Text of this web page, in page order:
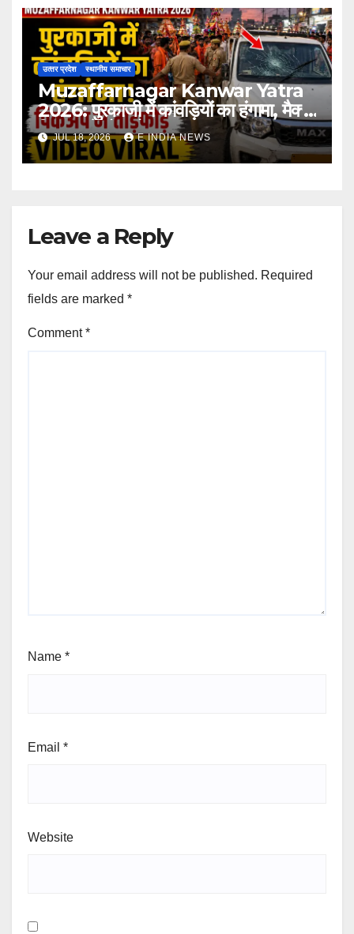
उत्‍तर प्रदेश स्थानीय समाचार
Muzaffarnagar Kanwar Yatra
2026: पुरकाजी में कांवड़ियों का हंगामा, मैक्स
पिकअप में तोड़फोड़
JUL 18, 2026 E INDIA NEWS
Leave a Reply
Your email address will not be published. Required
fields are marked *
Comment*
Name *
Email *
Website